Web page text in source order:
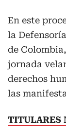
En este
la
de
jornada
derechos
las
TITULARES